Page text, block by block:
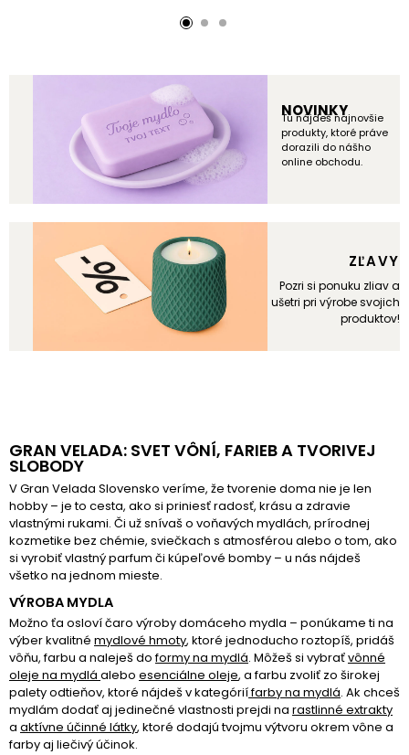
NOVINKY
Tu nájdeš najnovšie
produkty, ktoré práve
dorazili do nášho
online obchodu.
ZĽAVY
Pozri si ponuku zliav a
ušetri pri výrobe svojich
produktov!
GRAN VELADA: SVET VÔNÍ, FARIEB A TVORIVEJ
SLOBODY
V Gran Velada Slovensko veríme, že tvorenie doma nie je len
hobby – je to cesta, ako si priniesť radosť, krásu a zdravie
vlastnými rukami. Či už snívaš o voňavých mydlách, prírodnej
kozmetike bez chémie, sviečkach s atmosférou alebo o tom, ako
si vyrobiť vlastný parfum či kúpeľové bomby – u nás nájdeš
všetko na jednom mieste.
VÝROBA MYDLA
Možno ťa osloví čaro výroby domáceho mydla – ponúkame ti na
výber kvalitné mydlové hmoty, ktoré jednoducho roztopíš, pridáš
vôňu, farbu a naleješ doformy na mydlá. Môžeš si vybraťvônné
oleje na mydlá alebo esenciálne oleje, a farbu zvoliť zo širokej
palety odtieňov, ktoré nájdeš v kategóriífarby na mydlá. Ak chceš
mydlám dodať aj jedinečné vlastnosti prejdi na rastlinné extrakty
a aktívne účinné látky, ktoré dodajú tvojmu výtvoru okrem vône a
farby aj liečivý účinok.